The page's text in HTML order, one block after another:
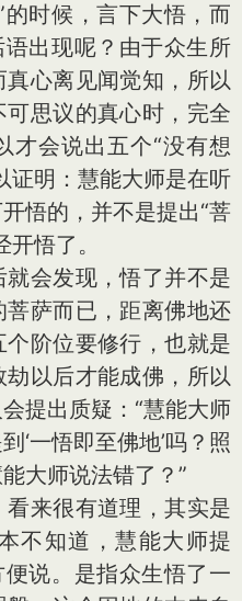
时候，言下大悟，而
出现呢？由于众生所
心离见闻觉知，所以
思议的真心时，完全
才会说出五个“没有想
证明：慧能大师是在听
悟的，并不是提出“菩
悟了。
会发现，悟了并不是
萨而已，距离佛地还
阶位要修行，也就是
以后才能成佛，所以
提出质疑：“慧能大师
‘一悟即至佛地’吗？照
大师说法错了？”
来很有道理，其实是
不知道，慧能大师提
说。是指众生悟了一